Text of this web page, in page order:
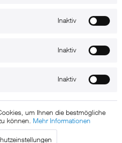
top allround
Inaktiv
Inaktiv
Inaktiv
um Ihnen die bestmögliche
können. Mehr Informationen